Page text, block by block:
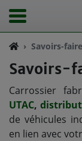
Savoirs-faire
Savoirs-
Carrossier
UTAC,
de véhicules
en lien avec